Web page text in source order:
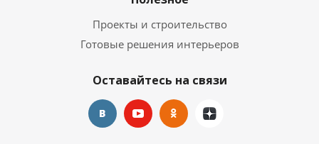
Проекты и строительство
Готовые решения интерьеров
Оставайтесь на связи